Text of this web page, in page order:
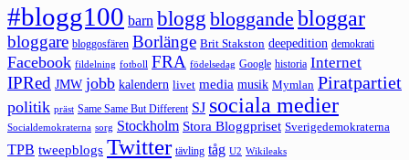
#blogg100 barn blogg bloggande bloggar
bloggare bloggosfären Borlänge Brit Stakston deepedition demokrati
Facebook fildelning fotboll FRA födelsedag Google historia Internet
IPRed JMW jobb kalendern livet media musik Mymlan Piratpartiet
politik präst Same Same But Different SJ sociala medier
Socialdemokraterna sorg Stockholm Stora Bloggpriset Sverigedemokraterna
TPB tweepblogs Twitter tävling tåg U2 Wikileaks